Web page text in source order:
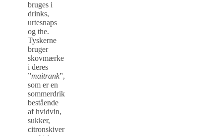
bruges i
drinks,
urtesnaps
og the.
Tyskerne
bruger
skovmærke
i deres
”maitrank”,
som er en
sommerdrik
bestående
af hvidvin,
sukker,
citronskiver